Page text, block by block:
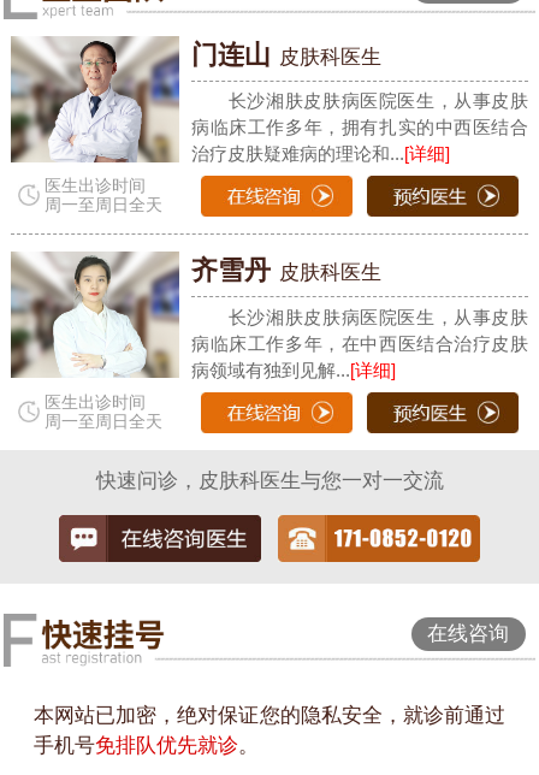
医生出诊时间
周一至周日全天
门连山 皮肤科医生
长沙湘肤皮肤病医院医生，从事皮肤
病临床工作多年，拥有扎实的中西医结合
治疗皮肤疑难病的理论和...[详细]
医生出诊时间
周一至周日全天
齐雪丹 皮肤科医生
长沙湘肤皮肤病医院医生，从事皮肤
病临床工作多年，在中西医结合治疗皮肤
病领域有独到见解...[详细]
快速问诊，皮肤科医生与您一对一交流
在线咨询
本网站已加密，绝对保证您的隐私安全，就诊前通过
手机号免排队优先就诊。